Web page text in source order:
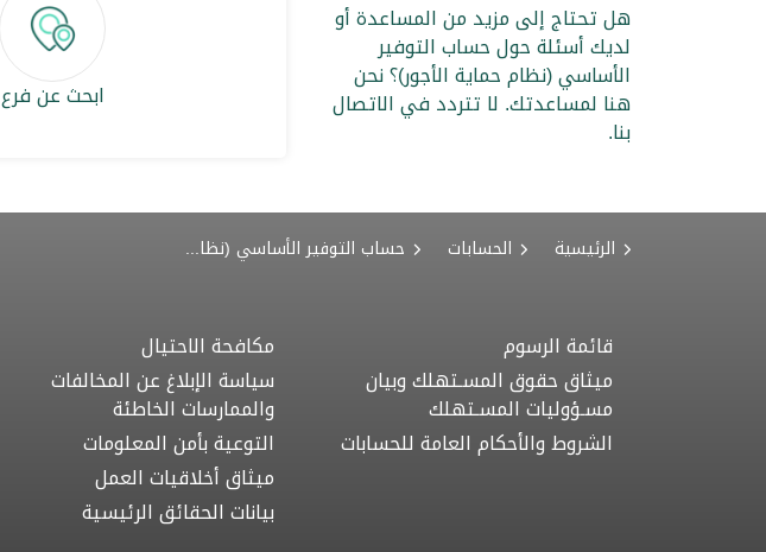
هل تحتاج إلى مزيد من المساعدة أو
لديك أسئلة حول حساب التوفير
الأساسي (نظام حماية الأجور)؟ نحن
هنا لمساعدتك. لا تتردد في الاتصال
بنا.
ابحث عن فرع
الرئيسية الحسابات حساب التوفير الأساسي (نظام حماية الأجور)
قائمة الرسوم
ميثاق حقوق المسـتهلك وبيان
مسـؤوليات المسـتهلك
الشروط والأحكام العامة للحسابات
مكافحة الاحتيال
سياسة الإبلاغ عن المخالفات
والممارسات الخاطئة
التوعية بأمن المعلومات
ميثاق أخلاقيات العمل
بيانات الحقائق الرئيسية